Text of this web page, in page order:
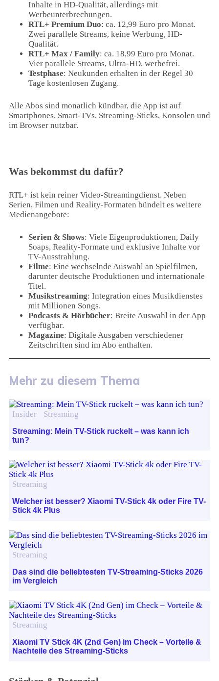
Inhalte in HD-Qualität, allerdings mit
Werbeunterbrechungen.
RTL+ Premium Duo: ca. 12,99 Euro pro Monat.
Zwei parallele Streams, keine Werbung, HD-
Qualität.
RTL+ Max / Family: ca. 18,99 Euro pro Monat.
Vier parallele Streams, Ultra-HD, werbefrei.
Testphase: Neukunden erhalten in der Regel 30
Tage kostenlosen Zugang.
Alle Abos sind monatlich kündbar, die App ist auf
Smartphones, Smart-TVs, Streaming-Sticks, Konsolen und
im Browser nutzbar.
Was bekommst du dafür?
RTL+ ist kein reiner Video-Streamingdienst. Neben
Serien, Filmen und Reality-Formaten bündelt es weitere
Medienangebote:
Serien & Shows: Viele Eigenproduktionen, Daily
Soaps, Reality-Formate und exklusive Inhalte vor
TV-Ausstrahlung.
Filme: Eine wechselnde Auswahl an Spielfilmen,
darunter deutsche Produktionen und internationale
Titel.
Musikstreaming: Integration eines Musikdienstes
mit Millionen Songs.
Podcasts & Hörbücher: Breite Auswahl in der App
verfügbar.
Magazine: Digitale Ausgaben verschiedener
Zeitschriften sind im Abo enthalten.
Mehr zu diesem Thema
Insider Streaming
Streaming: Mein TV-Stick ruckelt – was kann ich
tun?
Streaming
Welcher ist besser? Xiaomi TV-Stick 4k oder Fire TV-
Stick 4k Plus
Streaming
Das sind die beliebtesten TV-Streaming-Sticks 2026
im Vergleich
Streaming
Xiaomi TV Stick 4K (2nd Gen) im Check – Vorteile &
Nachteile des Streaming-Sticks